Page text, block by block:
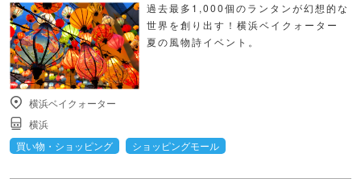
過去最多1,000個のランタンが幻想的な
世界を創り出す！横浜ベイクォーター
夏の風物詩イベント。
横浜ベイクォーター
横浜
買い物・ショッピング
ショッピングモール